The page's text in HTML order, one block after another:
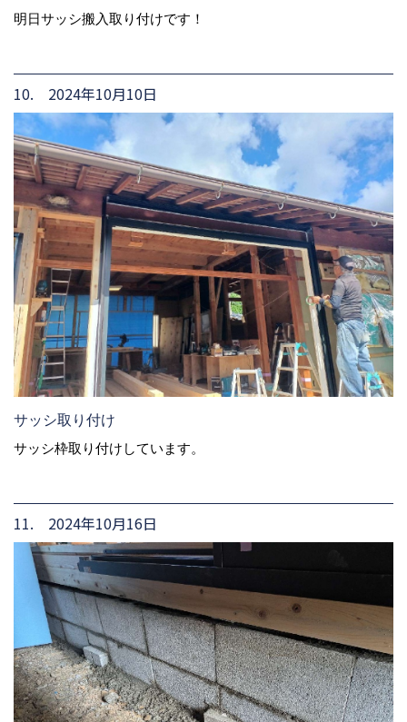
明日サッシ搬入取り付けです！
10. 2024年10月10日
サッシ取り付け
サッシ枠取り付けしています。
11. 2024年10月16日